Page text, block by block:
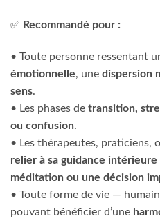
✅ Recommandé pour :
• Toute personne ressentant
émotionnelle, une dispersion
sens.
• Les phases de transition,
ou confusion.
• Les thérapeutes, praticiens,
relier à sa guidance intérieure
méditation ou une décision
• Toute forme de vie —
pouvant bénéficier d’une